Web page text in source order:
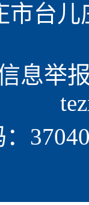
台儿
息举